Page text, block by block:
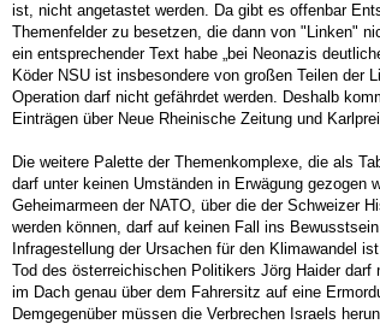
ist, nicht angetastet werden. Da gibt es offenbar
Themenfelder zu besetzen, die dann von "Linken"
ein entsprechender Text habe „bei Neonazis
Köder NSU ist insbesondere von großen Teilen der
Operation darf nicht gefährdet werden. Deshalb
Einträgen über Neue Rheinische Zeitung und
Die weitere Palette der Themenkomplexe, die als
darf unter keinen Umständen in Erwägung
Geheimarmeen der NATO, über die der Schweizer
werden können, darf auf keinen Fall ins
Infragestellung der Ursachen für den Klimawandel
Tod des österreichischen Politikers Jörg Haider
im Dach genau über dem Fahrersitz auf eine
Demgegenüber müssen die Verbrechen Israels